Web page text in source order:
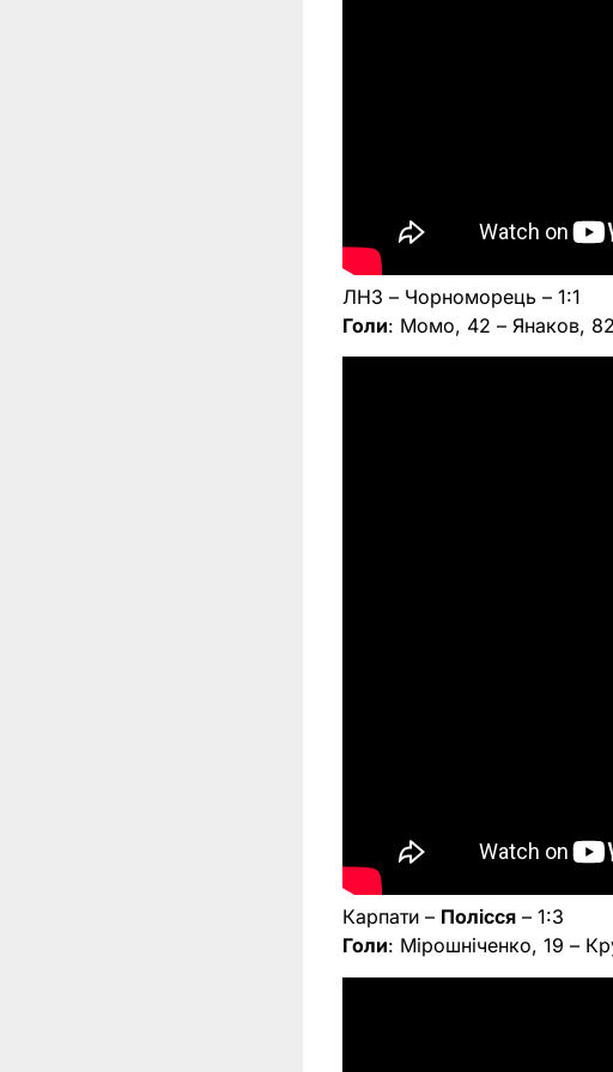
ЛНЗ – Чорноморець – 1:1
Голи: Момо, 42 – Янаков, 82
Карпати – Полісся – 1:3
Голи: Мірошніченко, 19 –